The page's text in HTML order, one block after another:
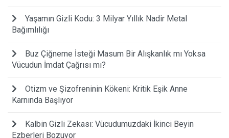
Yaşamın Gizli Kodu: 3 Milyar Yıllık Nadir Metal
Bağımlılığı
Buz Çiğneme İsteği Masum Bir Alışkanlık mı Yoksa
Vücudun İmdat Çağrısı mı?
Otizm ve Şizofreninin Kökeni: Kritik Eşik Anne
Karnında Başlıyor
Kalbin Gizli Zekası: Vücudumuzdaki İkinci Beyin
Ezberleri Bozuyor